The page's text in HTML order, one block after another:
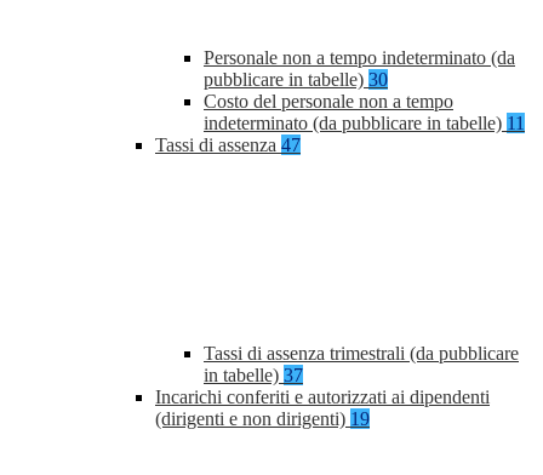
Personale non a tempo indeterminato (da
pubblicare in tabelle) 30
Costo del personale non a tempo
indeterminato (da pubblicare in tabelle) 11
Tassi di assenza 47
Tassi di assenza trimestrali (da pubblicare
in tabelle) 37
Incarichi conferiti e autorizzati ai dipendenti
(dirigenti e non dirigenti) 19